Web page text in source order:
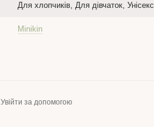
Для хлопчиків, Для дівчаток, Унісекс
Minikin
Увійти за допомогою